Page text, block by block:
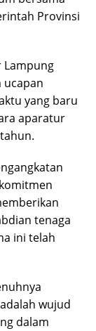
Provinsi
Lampung
ucapan
yang baru
aparatur
tenaga
ini telah
wujud
dalam